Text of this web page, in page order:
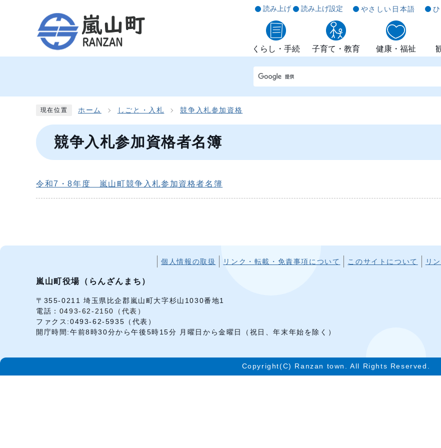
読み上げ 読み上げ設定 やさしい日本語
くらし・手続 子育て・教育 健康・福祉
現在位置 ホーム しごと・入札 競争入札参加資格
競争入札参加資格者名簿
令和7・8年度 嵐山町競争入札参加資格者名簿
個人情報の取扱 リンク・転載・免責事項について このサイトについて リ
嵐山町役場（らんざんまち）
〒355-0211 埼玉県比企郡嵐山町大字杉山1030番地1
電話： 0493-62-2150（代表）
ファクス:0493-62-5935（代表）
開庁時間:午前8時30分から午後5時15分 月曜日から金曜日（祝日、年末年始を除く）
Copyright(C) Ranzan town. All Rights Reserved.